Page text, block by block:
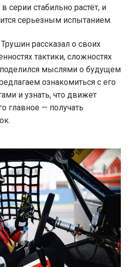
серии стабильно растёт, и
серьезным испытанием.
рассказал о своих
тактики, сложностях
поделился мыслями о будущем
ознакомиться с его
и узнать, что движет
главное — получать